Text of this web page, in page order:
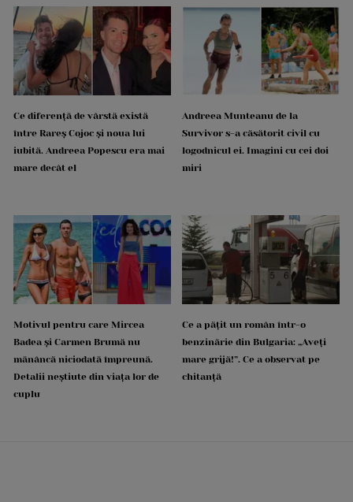
Ce diferență de vârstă există
între Rareș Cojoc și noua lui
iubită. Andreea Popescu era mai
mare decât el
Andreea Munteanu de la
Survivor s-a căsătorit civil cu
logodnicul ei. Imagini cu cei doi
miri
Motivul pentru care Mircea
Badea și Carmen Brumă nu
mănâncă niciodată împreună.
Detalii neștiute din viața lor de
cuplu
Ce a pățit un român într-o
benzinărie din Bulgaria: „Aveți
mare grijă!”. Ce a observat pe
chitanță